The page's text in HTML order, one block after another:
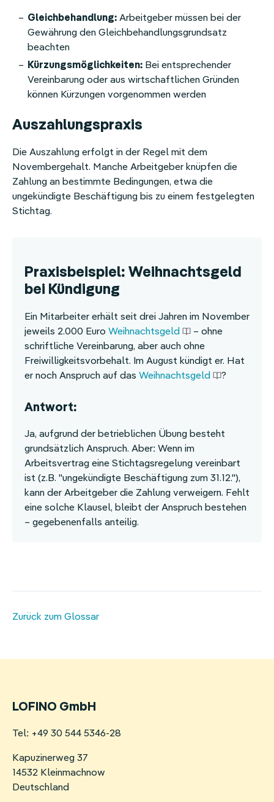
Gleichbehandlung: Arbeitgeber müssen bei der
Gewährung den Gleichbehandlungsgrundsatz
beachten
Kürzungsmöglichkeiten: Bei entsprechender
Vereinbarung oder aus wirtschaftlichen Gründen
können Kürzungen vorgenommen werden
Auszahlungspraxis
Die Auszahlung erfolgt in der Regel mit dem
Novembergehalt. Manche Arbeitgeber knüpfen die
Zahlung an bestimmte Bedingungen, etwa die
ungekündigte Beschäftigung bis zu einem festgelegten
Stichtag.
Praxisbeispiel: Weihnachtsgeld
bei Kündigung
Ein Mitarbeiter erhält seit drei Jahren im November
jeweils 2.000 Euro Weihnachtsgeld
– ohne
schriftliche Vereinbarung, aber auch ohne
Freiwilligkeitsvorbehalt. Im August kündigt er. Hat
er noch Anspruch auf das Weihnachtsgeld ?
Antwort:
Ja, aufgrund der betrieblichen Übung besteht
grundsätzlich Anspruch. Aber: Wenn im
Arbeitsvertrag eine Stichtagsregelung vereinbart
ist (z.B. "ungekündigte Beschäftigung zum 31.12."),
kann der Arbeitgeber die Zahlung verweigern. Fehlt
eine solche Klausel, bleibt der Anspruch bestehen
– gegebenenfalls anteilig.
Zurück zum Glossar
LOFINO GmbH
Tel: +49 30 544 5346-28
Kapuzinerweg 37
14532 Kleinmachnow
Deutschland